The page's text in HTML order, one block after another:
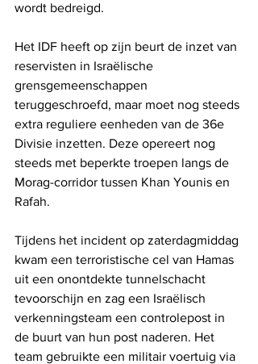
wordt bedreigd.
Het IDF heeft op zijn beurt de inzet van
reservisten in Israëlische
grensgemeenschappen
teruggeschroefd, maar moet nog steeds
extra reguliere eenheden van de 36e
Divisie inzetten. Deze opereert nog
steeds met beperkte troepen langs de
Morag-corridor tussen Khan Younis en
Rafah.
Tijdens het incident op zaterdagmiddag
kwam een ​​terroristische cel van Hamas
uit een onontdekte tunnelschacht
tevoorschijn en zag een Israëlisch
verkenningsteam een ​​controlepost in
de buurt van hun post naderen. Het
team gebruikte een militair voertuig via